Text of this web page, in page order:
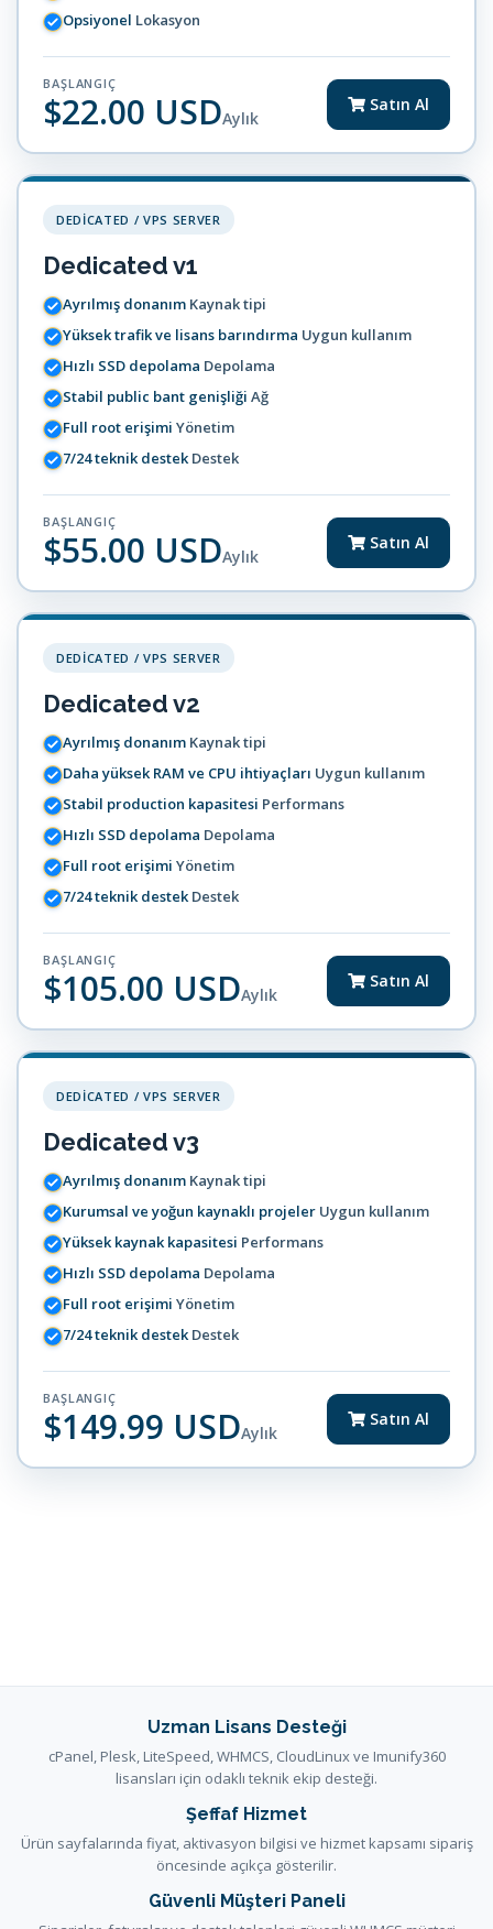
Opsiyonel Lokasyon
BAŞLANGIÇ
$22.00 USDAylık
Satın Al
DEDICATED / VPS SERVER
Dedicated v1
Ayrılmış donanım Kaynak tipi
Yüksek trafik ve lisans barındırma Uygun kullanım
Hızlı SSD depolama Depolama
Stabil public bant genişliği Ağ
Full root erişimi Yönetim
7/24 teknik destekDestek
BAŞLANGIÇ
$55.00 USDAylık
Satın Al
DEDICATED / VPS SERVER
Dedicated v2
Ayrılmış donanım Kaynak tipi
Daha yüksek RAM ve CPU ihtiyaçları Uygun kullanım
Stabil production kapasitesi Performans
Hızlı SSD depolama Depolama
Full root erişimi Yönetim
7/24 teknik destekDestek
BAŞLANGIÇ
$105.00 USDAylık
Satın Al
DEDICATED / VPS SERVER
Dedicated v3
Ayrılmış donanım Kaynak tipi
Kurumsal ve yoğun kaynaklı projeler Uygun kullanım
Yüksek kaynak kapasitesi Performans
Hızlı SSD depolama Depolama
Full root erişimi Yönetim
7/24 teknik destekDestek
BAŞLANGIÇ
$149.99 USDAylık
Satın Al
Uzman Lisans Desteği
cPanel, Plesk, LiteSpeed, WHMCS, CloudLinux ve Imunify360
lisansları için odaklı teknik ekip desteği.
Şeffaf Hizmet
Ürün sayfalarında fiyat, aktivasyon bilgisi ve hizmet kapsamı sipariş
öncesinde açıkça gösterilir.
Güvenli Müşteri Paneli